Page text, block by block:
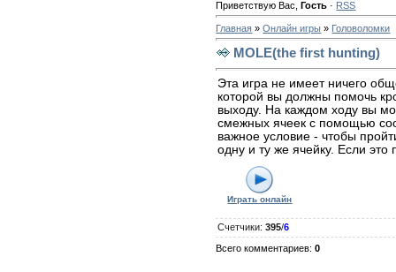
Приветствую Вас ,Гость · RSS
Главная »Онлайн игры » Головоломки
MOLE(the first hunting)
Эта игра не имеет ничего
которой вы должны помочь
выходу. На каждом ходу вы
смежных ячеек с помощью
важное условие - чтобы
одну и ту же ячейку. Если это
Играть онлайн
Счетчики:395/6
Всего комментариев:0